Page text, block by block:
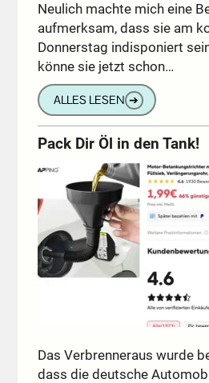
Neulich machte mich eine
aufmerksam, dass sie am
Donnerstag indisponiert
könne sie jetzt schon…
ALLES LESEN ➔
Pack Dir Öl in den Tank!
Das Verbrenneraus wurde
dass die deutsche